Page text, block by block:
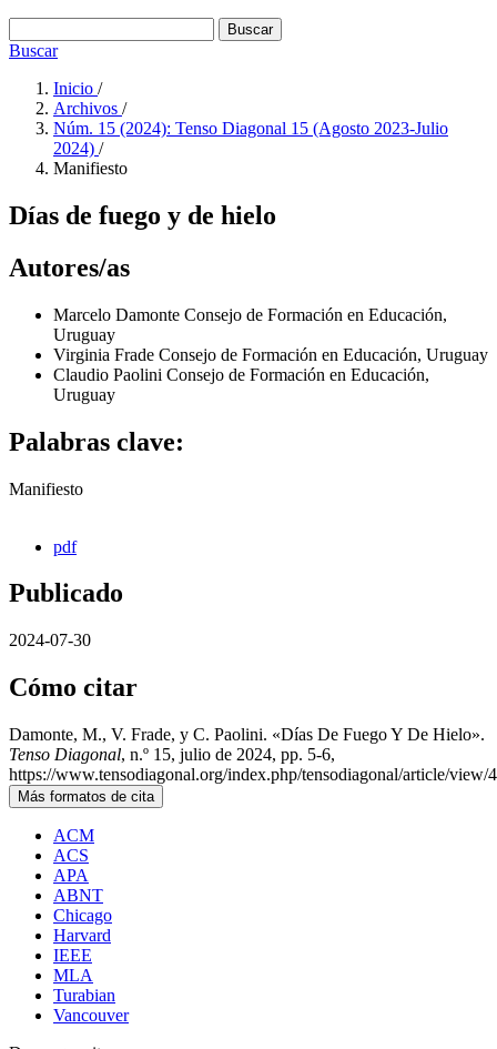
Buscar
Buscar
Inicio /
Archivos /
Núm. 15 (2024): Tenso Diagonal 15 (Agosto 2023-Julio
2024) /
Manifiesto
Días de fuego y de hielo
Autores/as
Marcelo Damonte Consejo de Formación en Educación,
Uruguay
Virginia Frade Consejo de Formación en Educación, Uruguay
Claudio Paolini Consejo de Formación en Educación,
Uruguay
Palabras clave:
Manifiesto
pdf
Publicado
2024-07-30
Cómo citar
Damonte, M., V. Frade, y C. Paolini. «Días De Fuego Y De Hielo».
Tenso Diagonal, n.º 15, julio de 2024, pp. 5-6,
https://www.tensodiagonal.org/index.php/tensodiagonal/article/view/
Más formatos de cita
ACM
ACS
APA
ABNT
Chicago
Harvard
IEEE
MLA
Turabian
Vancouver